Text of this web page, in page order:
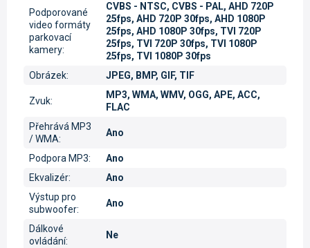
Podporované
video formáty
parkovací
kamery:
CVBS - NTSC, CVBS - PAL, AHD 720P
25fps, AHD 720P 30fps, AHD 1080P
25fps, AHD 1080P 30fps, TVI 720P
25fps, TVI 720P 30fps, TVI 1080P
25fps, TVI 1080P 30fps
Obrázek: JPEG, BMP, GIF, TIF
Zvuk:
MP3, WMA, WMV, OGG, APE, ACC,
FLAC
Přehrává MP3
/ WMA:
Ano
Podpora MP3:
Ano
Ekvalizér:
Ano
Výstup pro
subwoofer:
Ano
Dálkové
ovládání:
Ne